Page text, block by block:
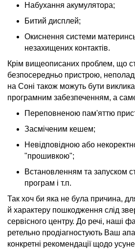
Набухання акумулятора;
Битий дисплей;
Окиснення системи
незахищених контактів.
Крім вищеописаних проблем, що
безпосередньо пристрою,
на Соні також можуть бути
програмним забезпеченням, а
Переповненою пам'яттю
Засміченим кешем;
Невідповідною або
"прошивкою";
Встановленням та запуском
програм і т.п.
Так хоч би яка не була причина,
й характеру пошкодження слід
сервісного центру. До речі, наші
ретельно продіагностують Ваш
конкретні рекомендації щодо